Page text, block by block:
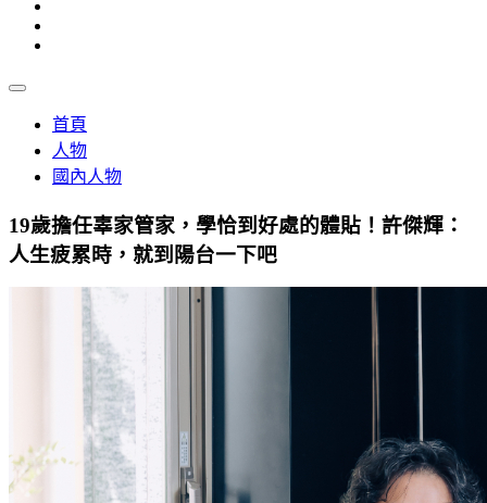
首頁
人物
國內人物
19歲擔任辜家管家，學恰到好處的體貼！許傑輝：
人生疲累時，就到陽台一下吧